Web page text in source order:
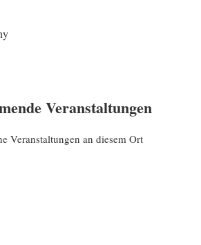
Veranstaltungen
Veranstaltungen an diesem Ort